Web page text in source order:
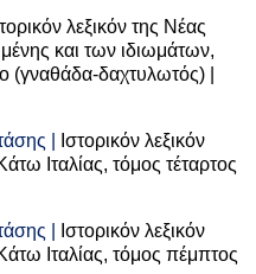
λεξικόν της Νέας
και των ιδιωμάτων,
(γναθάδα-δαχτυλωτός) |
|
Ιστορικόν λεξικόν
Ιταλίας, τόμος τέταρτος
|
Ιστορικόν λεξικόν
Ιταλίας, τόμος πέμπτος